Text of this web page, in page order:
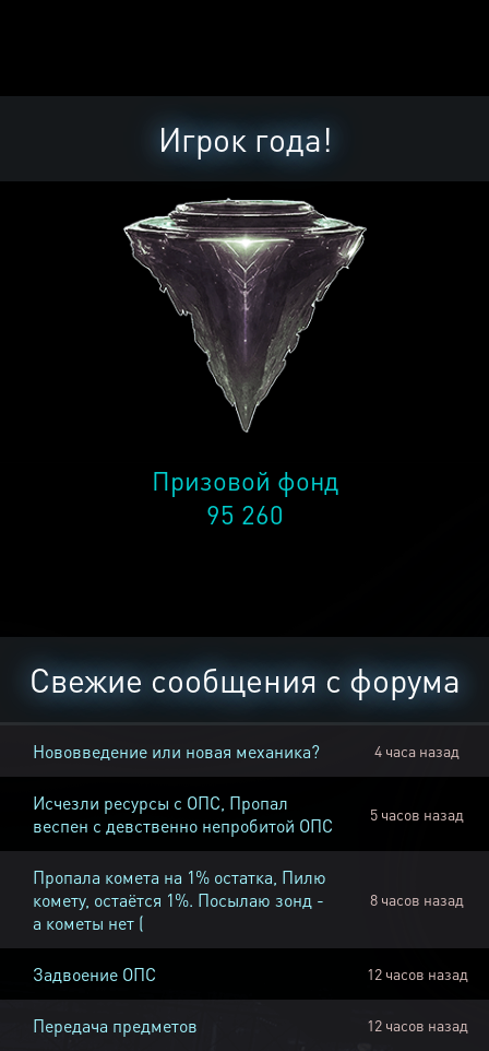
Игрок года!
Призовой фонд
95 260
Свежие сообщения с форума
Нововведение или новая механика? 4 часа назад
Исчезли ресурсы с ОПС, Пропал
веспен с девственно непробитой ОПС
5 часов назад
Пропала комета на 1% остатка, Пилю
комету, остаётся 1%. Посылаю зонд -
а кометы нет (
8 часов назад
Задвоение ОПС 12 часов назад
Передача предметов 12 часов назад